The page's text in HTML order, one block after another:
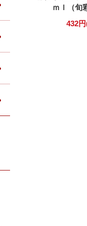
ｍｌ（旬
432